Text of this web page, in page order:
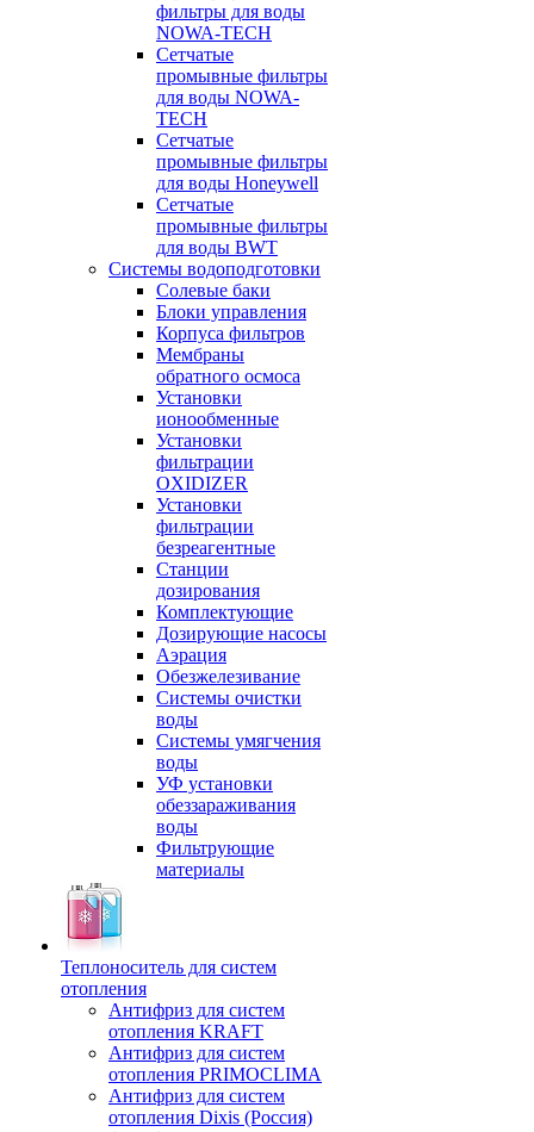
фильтры для воды
NOWA-TECH
Сетчатые
промывные фильтры
для воды NOWA-
TECH
Сетчатые
промывные фильтры
для воды Honeywell
Сетчатые
промывные фильтры
для воды BWT
Системы водоподготовки
Солевые баки
Блоки управления
Корпуса фильтров
Мембраны
обратного осмоса
Установки
ионообменные
Установки
фильтрации
OXIDIZER
Установки
фильтрации
безреагентные
Станции
дозирования
Комплектующие
Дозирующие насосы
Аэрация
Обезжелезивание
Системы очистки
воды
Системы умягчения
воды
УФ установки
обеззараживания
воды
Фильтрующие
материалы
Теплоноситель для систем
отопления
Антифриз для систем
отопления KRAFT
Антифриз для систем
отопления PRIMOCLIMA
Антифриз для систем
отопления Dixis (Россия)